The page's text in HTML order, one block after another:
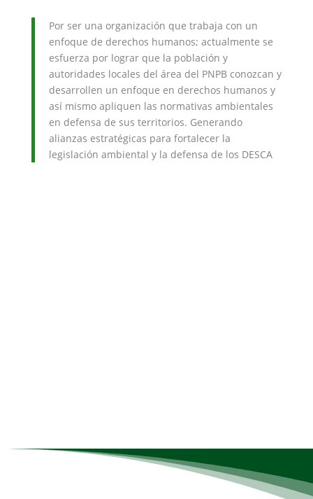
Por ser una organización que trabaja con un
enfoque de derechos humanos; actualmente se
esfuerza por lograr que la población y
autoridades locales del área del PNPB conozcan y
desarrollen un enfoque en derechos humanos y
así mismo apliquen las normativas ambientales
en defensa de sus territorios. Generando
alianzas estratégicas para fortalecer la
legislación ambiental y la defensa de los DESCA